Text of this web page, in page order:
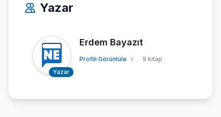
Yazar
Yazar
Erdem Bayazıt
Profili Görüntüle 9 kitap